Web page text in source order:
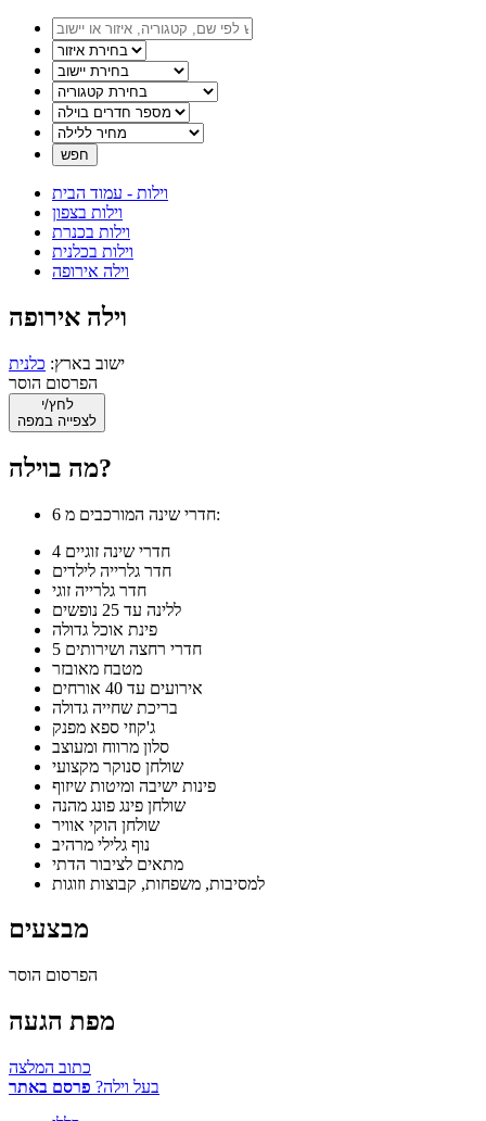
וילות - עמוד הבית
וילות בצפון
וילות בכנרת
וילות בכלנית
וילה אירופה
וילה אירופה
ישוב בארץ: כלנית
הפרסום הוסר
לחץ/י
לצפייה במפה
מה בוילה?
6 חדרי שינה המורכבים מ:
4 חדרי שינה זוגיים
חדר גלרייה לילדים
חדר גלרייה זוגי
ללינה עד 25 נופשים
פינת אוכל גדולה
5 חדרי רחצה ושירותים
מטבח מאובזר
אירועים עד 40 אורחים
בריכת שחייה גדולה
ג'קוזי ספא מפנק
סלון מרווח ומעוצב
שולחן סנוקר מקצועי
פינות ישיבה ומיטות שיזוף
שולחן פינג פונג מהנה
שולחן הוקי אוויר
נוף גלילי מרהיב
מתאים לציבור הדתי
למסיבות, משפחות, קבוצות וזוגות
מבצעים
הפרסום הוסר
מפת הגעה
כתוב המלצה
בעל וילה? פרסם באתר